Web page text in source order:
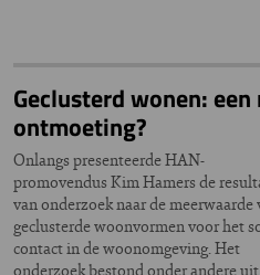
Geclusterd wonen:
ontmoeting?
Onlangs presenteerde HAN-
promovendus Kim Hamers de
van onderzoek naar de meerwaarde
geclusterde woonvormen voor het
contact in de woonomgeving. Het
onderzoek bestond onder andere